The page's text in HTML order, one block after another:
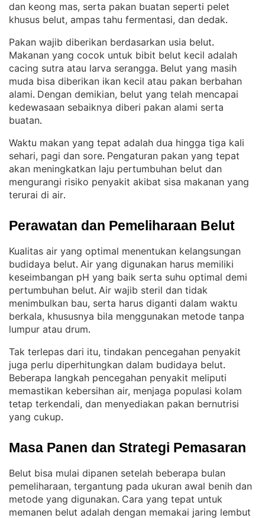
dan keong mas, serta pakan buatan seperti pelet
khusus belut, ampas tahu fermentasi, dan dedak.
Pakan wajib diberikan berdasarkan usia belut
Makanan yang cocok untuk bibit belut kecil adalah
cacing sutra atau larva serangga. Belut yang masih
muda bisa diberikan ikan kecil atau pakan berbahan
alami. Dengan demikian, belut yang telah mencapai
kedewasaan sebaiknya diberi pakan alami serta
buatan.
Waktu makan yang tepat adalah dua hingga tiga kali
sehari, pagi dan sore. Pengaturan pakan yang tepat
akan meningkatkan laju pertumbuhan belut dan
mengurangi risiko penyakit akibat sisa makanan yang
terurai di air.
Perawatan dan Pemeliharaan Belut
Kualitas air yang optimal menentukan kelangsungan
budidaya belut. Air yang digunakan harus memiliki
keseimbangan pH yang baik serta suhu optimal demi
pertumbuhan belut. Air wajib steril dan tidak
menimbulkan bau, serta harus diganti dalam waktu
berkala, khususnya bila menggunakan metode tanpa
lumpur atau drum.
Tak terlepas dari itu, tindakan pencegahan penyakit
juga perlu diperhitungkan dalam budidaya belut
Beberapa langkah pencegahan penyakit meliputi
memastikan kebersihan air, menjaga populasi kolam
tetap terkendali, dan menyediakan pakan bernutrisi
yang cukup.
Masa Panen dan Strategi Pemasaran
Belut bisa mulai dipanen setelah beberapa bulan
pemeliharaan, tergantung pada ukuran awal benih dan
metode yang digunakan. Cara yang tepat untuk
memanen belut adalah dengan memakai jaring lembut